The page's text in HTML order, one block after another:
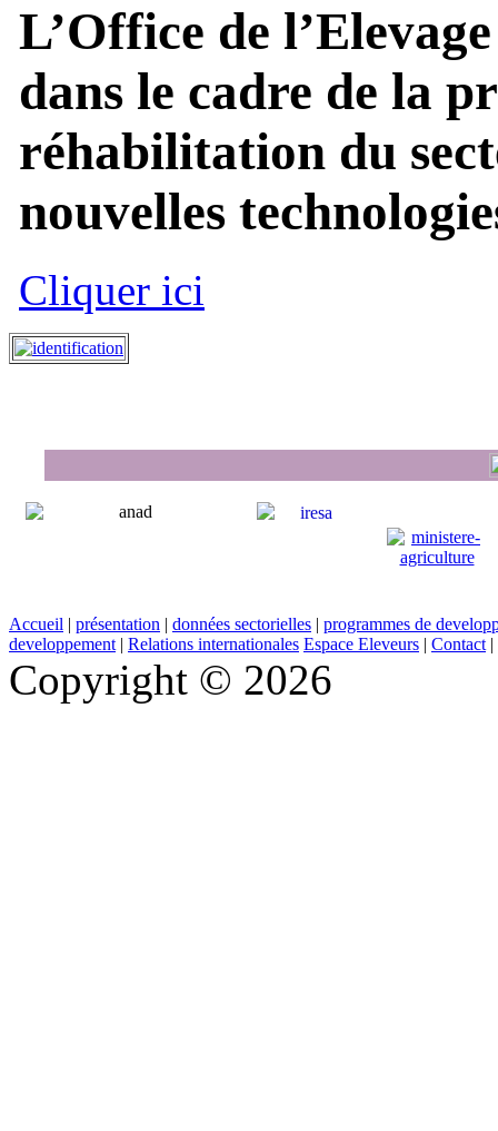
L’Office de
dans le cadre de la
réhabilitation du
nouvelles
Cliquer ici
Accueil | présentation | données sectorielles | programmes de
developpement | Relations internationales Espace Eleveurs | Contact |
Copyright © 2026